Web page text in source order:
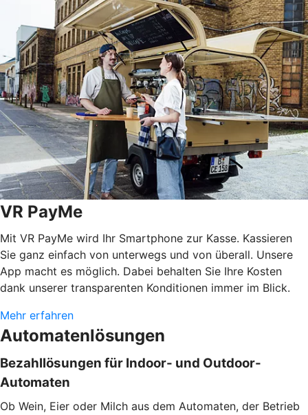
VR PayMe
Mit VR PayMe wird Ihr Smartphone zur Kasse. Kassieren
Sie ganz einfach von unterwegs und von überall. Unsere
App macht es möglich. Dabei behalten Sie Ihre Kosten
dank unserer transparenten Konditionen immer im Blick.
Mehr erfahren
Automatenlösungen
Bezahllösungen für Indoor- und Outdoor-
Automaten
Ob Wein, Eier oder Milch aus dem Automaten, der Betrieb